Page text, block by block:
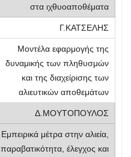
στα ιχθυοαποθέματα
Γ.ΚΑΤΣΕΛΗΣ
Μοντέλα εφαρμογής της
δυναμικής των πληθυσμών
και της διαχείρισης των
αλιευτικών αποθεμάτων
Δ.ΜΟΥΤΟΠΟΥΛΟΣ
Εμπειρικά μέτρα στην αλιεία,
παραβατικότητα, έλεγχος και